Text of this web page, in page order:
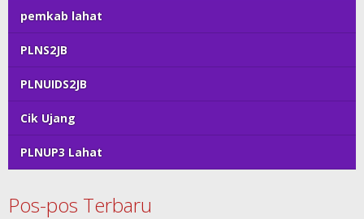
pemkab lahat
PLNS2JB
PLNUIDS2JB
Cik Ujang
PLNUP3 Lahat
Pos-pos Terbaru